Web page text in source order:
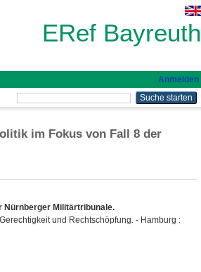
ERef Bayreuth
Anmelden
im Fokus von Fall 8 der
Nürnberger Militärtribunale.
und Rechtschöpfung. - Hamburg :